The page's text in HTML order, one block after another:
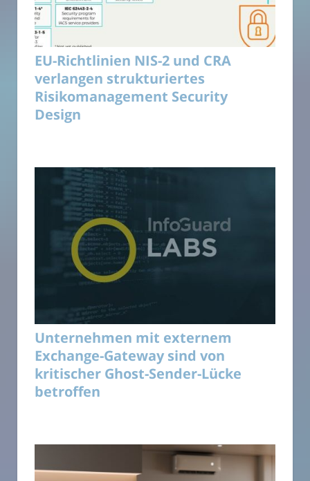
EU-Richtlinien NIS-2 und CRA
verlangen strukturiertes
Risikomanagement Security
Design
Unternehmen mit externem
Exchange-Gateway sind von
kritischer Ghost-Sender-Lücke
betroffen